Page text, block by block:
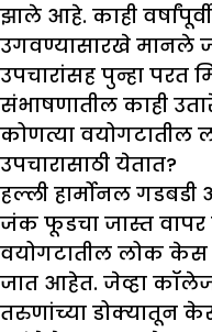
झाले आहे. काही
उगवण्यासारखे मानले
उपचारांसह पुन्हा परत
संभाषणातील काही
कोणत्या
उपचारासाठी येतात?
हल्ली हार्मोनल
जंक फूडचा जास्त वापर
वयोगटातील लोक केस
जात आहेत. जेव्हा
तरुणांच्या डोक्यातून